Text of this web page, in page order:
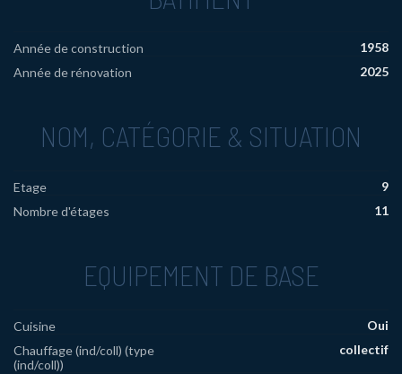
Année de construction
1958
Année de rénovation
2025
NOM, CATÉGORIE & SITUATION
Etage
9
Nombre d'étages
11
EQUIPEMENT DE BASE
Cuisine
Oui
Chauffage (ind/coll) (type
(ind/coll))
collectif